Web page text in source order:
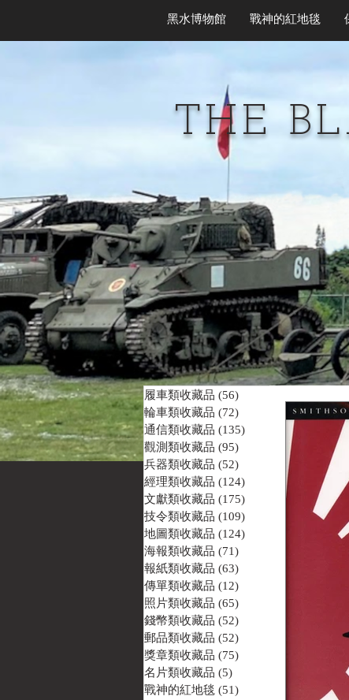
黑水博物館 戰神的紅地毯
THE
履車類收藏品 (56)
輪車類收藏品 (72)
通信類收藏品 (135) 135 篇文章
觀測類收藏品 (95)
兵器類收藏品 (52) 52 篇文章
經理類收藏品 (124) 124 篇文章
文獻類收藏品 (175) 175 篇文章
技令類收藏品 (109)
地圖類收藏品 (124)
海報類收藏品 (71)
報紙類收藏品 (63)
傳單類收藏品 (12)
照片類收藏品 (65)
錢幣類收藏品 (52)
郵品類收藏品 (52)
獎章類收藏品 (75)
名片類收藏品 (5)
戰神的紅地毯 (51)